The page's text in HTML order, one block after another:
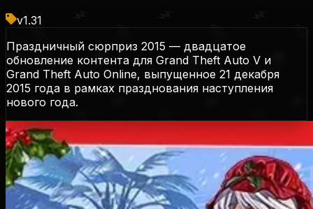
v1.31
Праздничный сюрприз 2015 — двадцатое
обновление контента для Grand Theft Auto V и
Grand Theft Auto Online, выпущенное 21 декабря
2015 года в рамках празднования наступления
нового года.